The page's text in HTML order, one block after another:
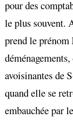
pour des
le plus souvent.
prend le
avoisinantes de
quand elle se
embauchée par